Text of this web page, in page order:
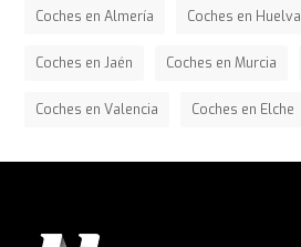
Coches en Almería Coches en Huelva
Coches en Jaén Coches en Murcia
Coches en Valencia Coches en Elche